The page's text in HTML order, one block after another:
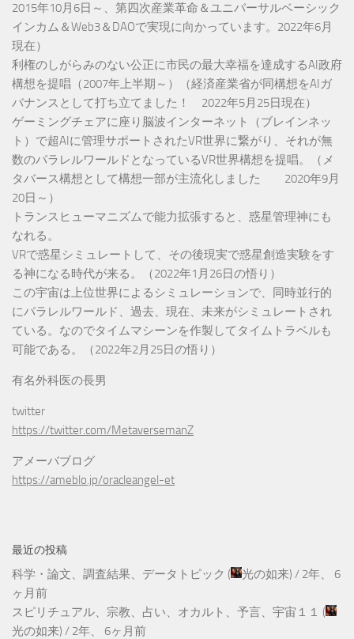
2015年10月6日～、第四次産業革命＆ユニバーサルベーシック
インカム＆Web3＆DAOで実現に向かっています。2022年6月
現在）
利権のしがらみのない公正に市民の最大幸福を達成するAI政府
構想を提唱（2007年上半期～）（経済産業省が同構想をAIガ
バナンスとして打ち立てました！ 2022年5月25日現在）
ゲーミングチェアに座り脳波インターネット（ブレインネッ
ト）で超AIに管理サポートされたVR世界に繋がり、それが無
数のパラレルワールドとなっているVR世界構想を提唱。（メ
タバース構想として構想一部が主流化しました 2020年9月
20日～）
トランスヒューマニズムで能力拡張すると、惑星管理神にも
なれる。
VRで惑星シミュレートして、その後現実で惑星創造実験をす
る神になる時代が来る。（2022年1月26日の悟り）
この宇宙は上位世界によるシミュレーションで、同時並行的
にパラレルワールド、過去、現在、未来がシミュレートされ
ている。なのでタイムマシーンを作製してタイムトラベルも
可能である。（2022年2月25日の悟り）
有名外科医の長男
twitter
https://twitter.com/MetaversemanZ
アメーバブログ
https://ameblo.jp/oracleangel-et
最近の投稿
科学・論文、調査結果、データトピック ( 光の如来) / 2年、 6
ヶ月前
スピリチュアル、宗教、占い、オカルト、予言、宇宙１１ (
光の如来) / 2年、 6ヶ月前